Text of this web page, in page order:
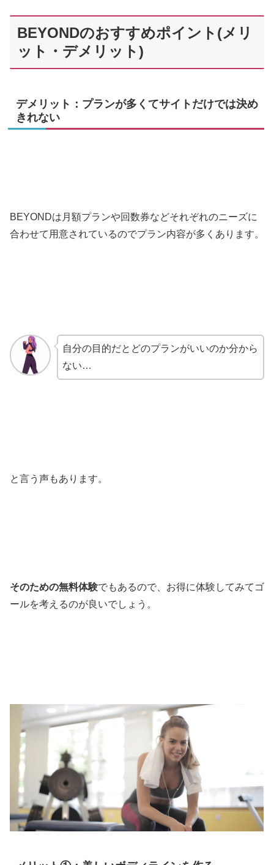
BEYONDのおすすめポイント(メリ
ット・デメリット)
デメリット：プランが多くてサイトだけでは決め
きれない
BEYONDは月額プランや回数券などそれぞれのニーズに
合わせて用意されているのでプラン内容が多くあります。
自分の目的だとどのプランがいいのか分から
ない…
と言う声もあります。
そのための無料体験でもあるので、お得に体験してみてゴ
ールを考えるのが良いでしょう。